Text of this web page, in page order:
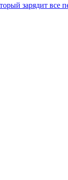
зарядит все